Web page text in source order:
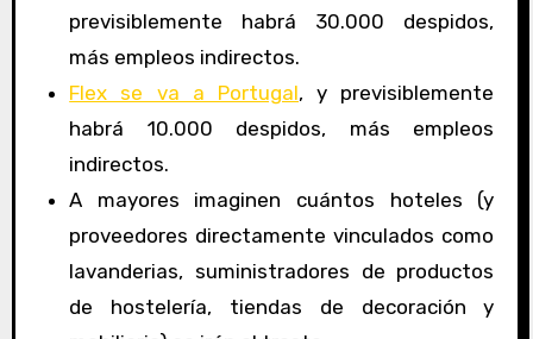
previsiblemente habrá 30.000 despidos,
más empleos indirectos.
Flex se va a Portugal, y previsiblemente
habrá 10.000 despidos, más empleos
indirectos.
A mayores imaginen cuántos hoteles (y
proveedores directamente vinculados como
lavanderias, suministradores de productos
de hostelería, tiendas de decoración y